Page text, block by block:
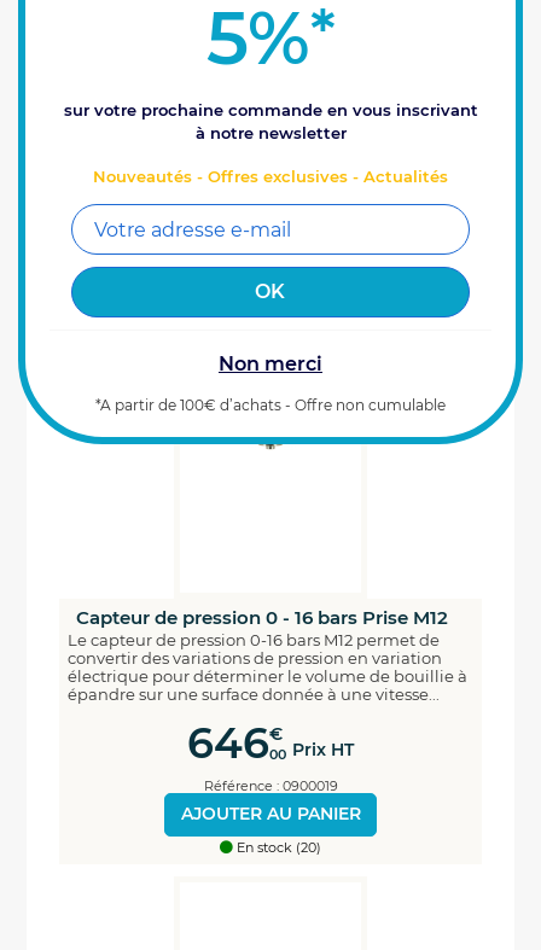
646€
00 Prix HT
Référence : 0900020
Pas en stock.
Capteur de pression 0 - 16 bars Prise M12
Le capteur de pression 0-16 bars M12 permet de
convertir des variations de pression en variation
électrique pour déterminer le volume de bouillie à
épandre sur une surface donnée à une vitesse...
646€
00 Prix HT
Référence : 0900019
AJOUTER AU PANIER
En stock (20)
5%*
sur votre prochaine commande en vous inscrivant
à notre newsletter
Nouveautés - Offres exclusives - Actualités
Non merci
*A partir de 100€ d’achats - Offre non cumulable